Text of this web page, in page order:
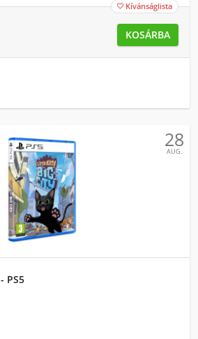
 Kívánságlista
KOSÁRBA
28
AUG.
PS5